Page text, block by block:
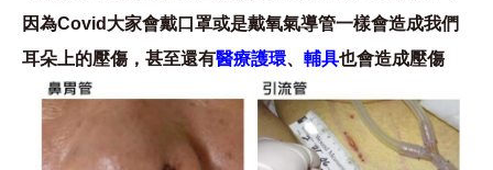
因為Covid大家會戴口罩或是戴氧氣導管一樣會造成我們
耳朵上的壓傷，甚至還有醫療護環、 輔具也會造成壓傷